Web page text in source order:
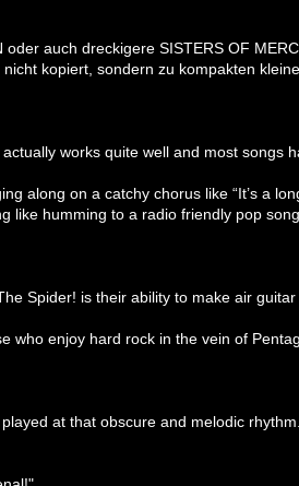
auch dreckigere SISTERS OF
kopiert, sondern zu kompakten
works quite well and most songs
along on a catchy chorus like “It’s a
like humming to a radio friendly pop
Spider! is their ability to make air guitar
who enjoy hard rock in the vein of
at that obscure and melodic